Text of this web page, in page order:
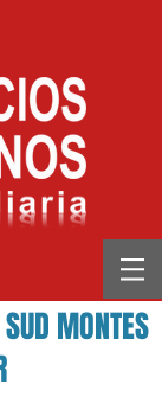
MONTES